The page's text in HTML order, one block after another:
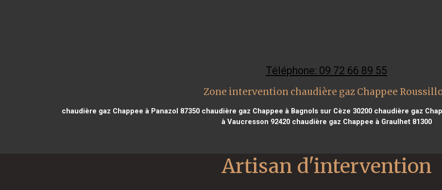
Téléphone: 09 72 66 89 55
Zone intervention chaudière gaz Chappee
chaudière gaz Chappee à Panazol 87350 chaudière gaz Chappee à Bagnols sur Cèze 30200 chaudière gaz
à Vaucresson 92420chaudière gaz Chappee à Graulhet 81300
Artisan d'intervention